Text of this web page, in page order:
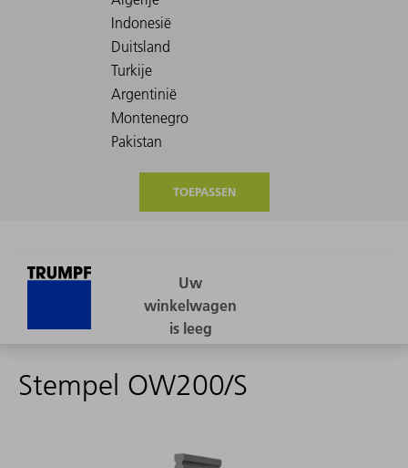
TOEPASSEN
Stempel OW200/S